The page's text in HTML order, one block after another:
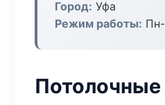
Город: Уфа
Режим работы: